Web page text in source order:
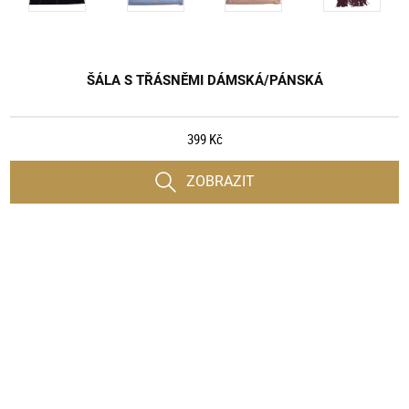
ŠÁLA S TŘÁSNĚMI DÁMSKÁ/PÁNSKÁ
399 Kč
ZOBRAZIT